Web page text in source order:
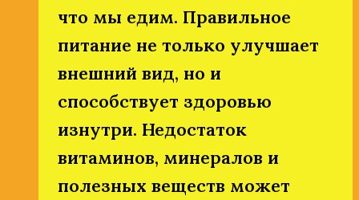
что мы едим. Правильное
питание не только улучшает
внешний вид, но и
способствует здоровью
изнутри. Недостаток
витаминов, минералов и
полезных веществ может